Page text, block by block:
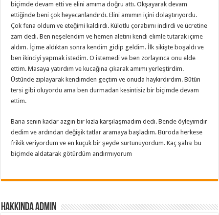
biçimde devam etti ve elini amıma doğru attı. Okşayarak devam
ettiğinde beni çok heyecanlandırdı. Elini amımın içini dolaştırıyordu.
Çok fena oldum ve eteğimi kaldırdı. Külotlu çorabımı indirdi ve ücretine
zam dedi. Ben neşelendim ve hemen aletini kendi elimle tutarak içime
aldım. İçime aldıktan sonra kendim gidip geldim. İlk sikişte boşaldı ve
ben ikinciyi yapmak istedim. O istemedi ve ben zorlayınca onu elde
ettim. Masaya yatırdım ve kucağına çıkarak amımı yerleştirdim.
Üstünde zıplayarak kendimden geçtim ve onuda haykırdırdım. Bütün
tersi gibi oluyordu ama ben durmadan kesintisiz bir biçimde devam
ettim.
Bana senin kadar azgın bir kızla karşılaşmadım dedi. Bende öyleyimdir
dedim ve ardından değişik tatlar aramaya başladım. Büroda herkese
frikik veriyordum ve en küçük bir şeyde sürtünüyordum. Kaç şahsı bu
biçimde aldatarak götürdüm andırmıyorum
Hakkında admin